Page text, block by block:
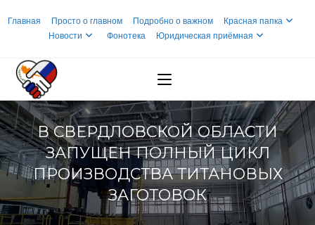
Главная Просто о главном Подробно о важном
Красная папка
Новости
Фонотека Юридическая приёмная
В СВЕРДЛОВСКОЙ ОБЛАСТИ
ЗАПУЩЕН ПОЛНЫЙ ЦИКЛ
ПРОИЗВОДСТВА ТИТАНОВЫХ
ЗАГОТОВОК